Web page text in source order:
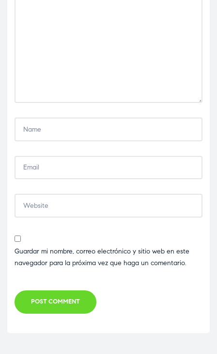
Guardar mi nombre, correo electrónico y sitio web en este
navegador para la próxima vez que haga un comentario.
POST COMMENT